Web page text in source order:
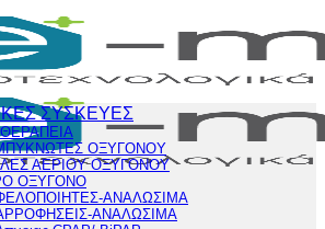
ΣΥΣΚΕΥΕΣ
ΟΞΥΓΟΝΟΥ
ΑΕΡΙΟΥ ΟΞΥΓΟΝΟΥ
ΟΞΥΓΟΝΟ
ΑΝΑΛΩΣΙΜΑ
ΑΝΑΛΩΣΙΜΑ